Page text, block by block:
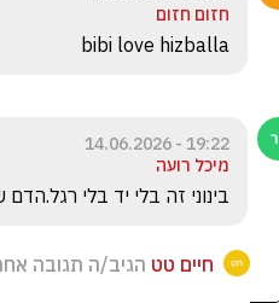
חזום חזום
bibi love hizballa
19:22 - 14.06.2026
מיכל רועה
בינוני זה בלי יד בלי
חיים טט הגיב/ה תגובה